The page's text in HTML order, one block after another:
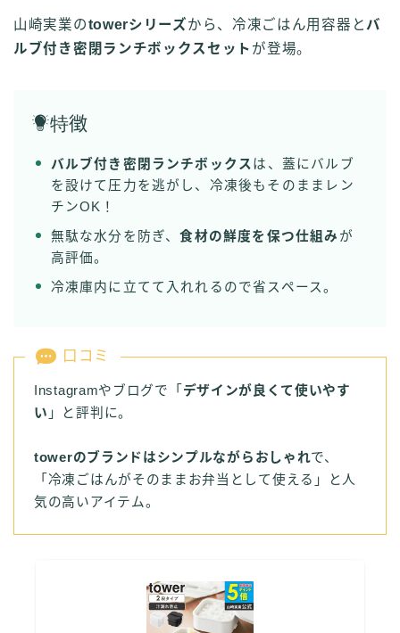
山崎実業のtowerシリーズから、冷凍ごはん用容器と バ
ルブ付き密閉ランチボックスセット が登場。
特徴
バルブ付き密閉ランチボックス は、蓋にバルブ
を設けて圧力を逃がし、冷凍後もそのままレン
チンOK！
無駄な水分を防ぎ、食材の鮮度を保つ仕組み が
高評価。
冷凍庫内に立てて入れれるので省スペース。
口コミ
Instagramやブログで「 デザインが良くて使いやす
い 」と評判に。
towerのブランドはシンプルながらおしゃれで、
「冷凍ごはんがそのままお弁当として使える」と人
気の高いアイテム。